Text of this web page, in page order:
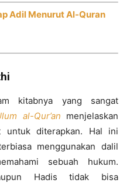
Adil Menurut Al-Quran
kitabnya yang sangat
al-Qur’an menjelaskan
untuk diterapkan. Hal ini
menggunakan dalil
sebuah hukum.
Hadis tidak bisa